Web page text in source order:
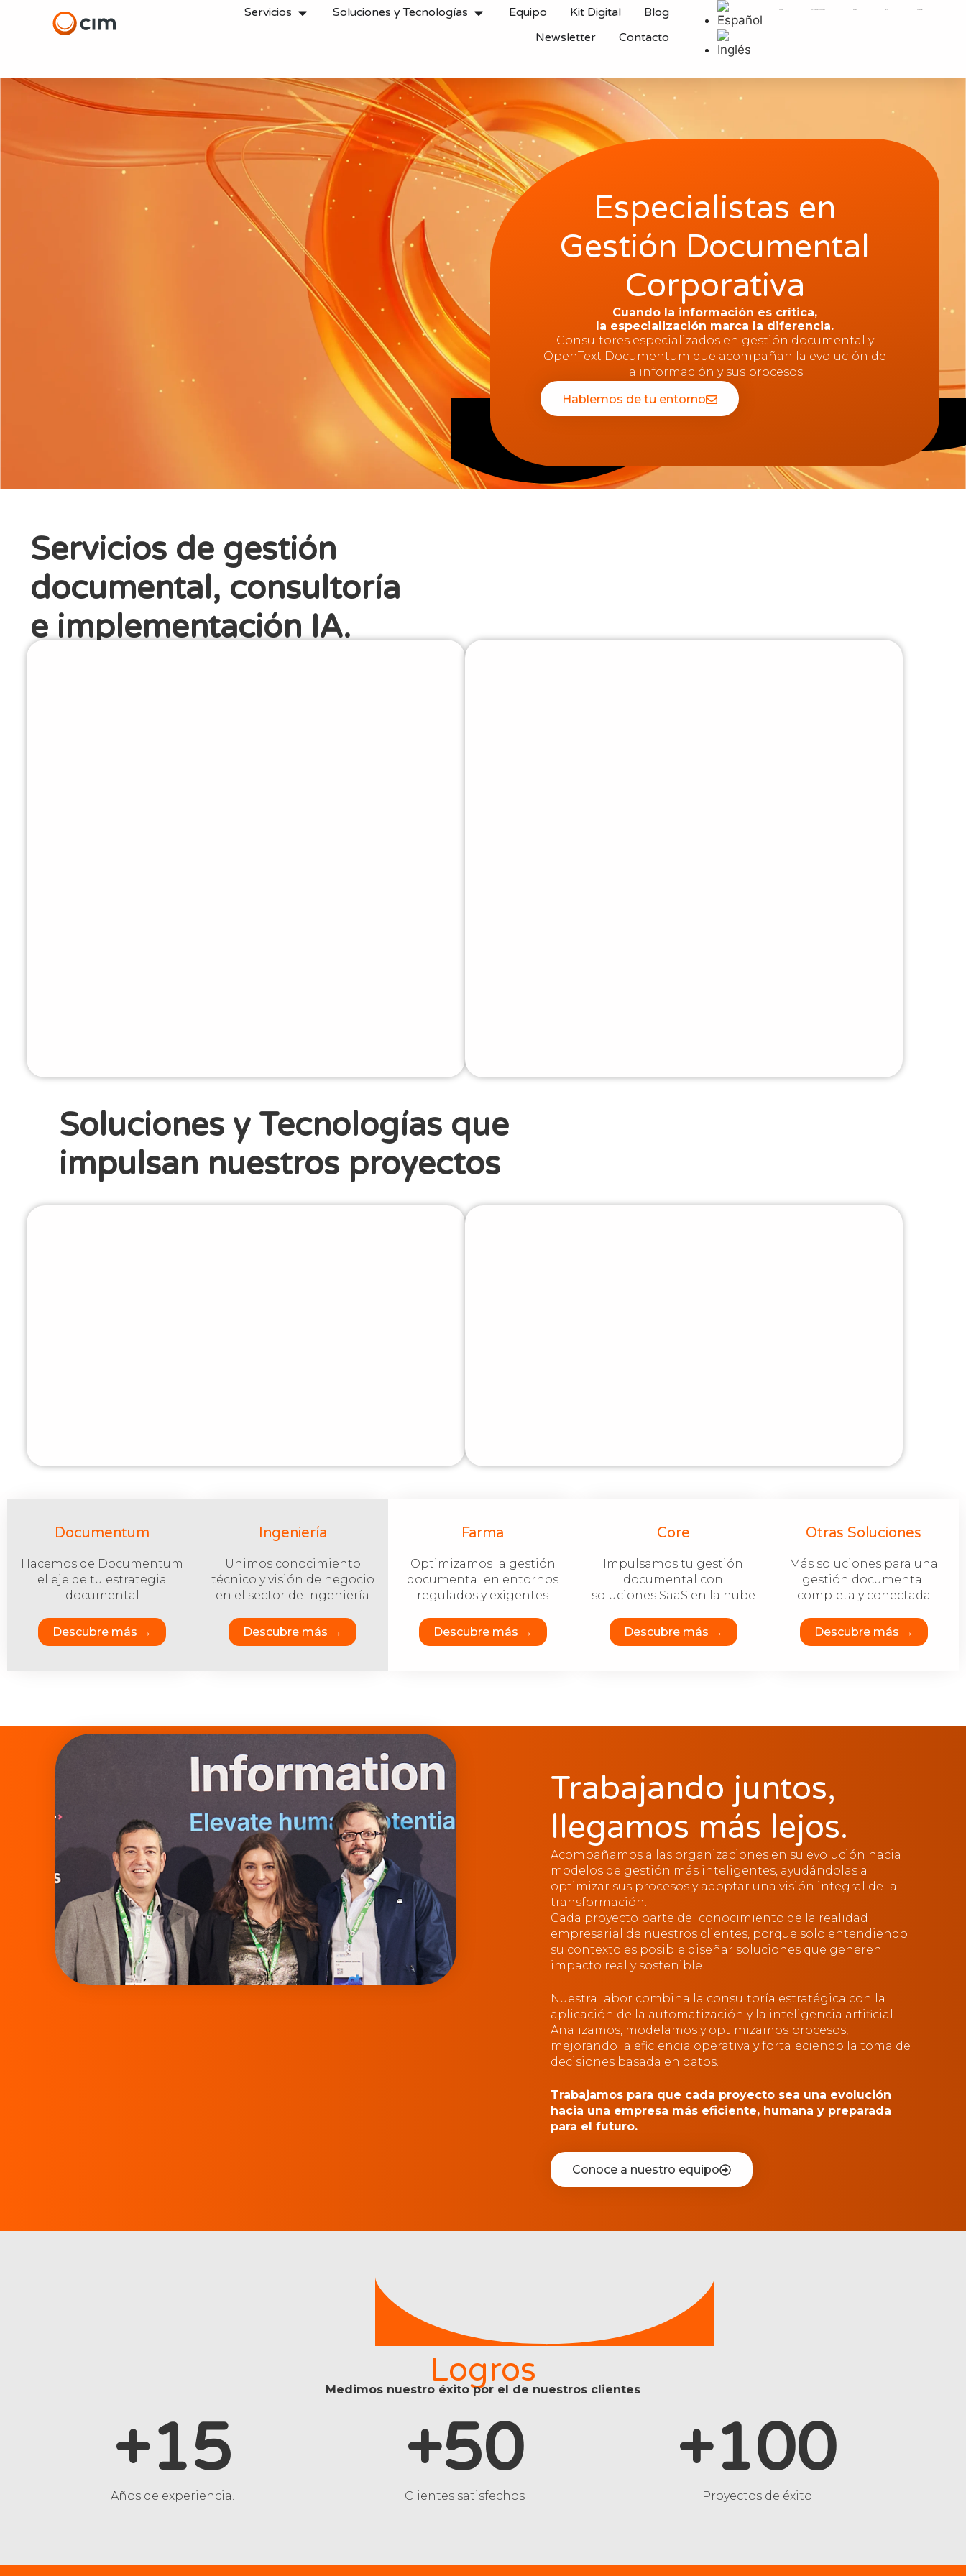
Servicios Soluciones y Tecnologías Equipo Kit Digital
Blog
Newsletter
Contacto
Especialistas en
Gestión Documental
Corporativa
Cuando la información es crítica,
la especialización marca la diferencia.
Consultores especializados en gestión documental y
OpenText Documentum que acompañan la evolución de
la información y sus procesos.
Hablemos de tu entorno
Servicios de gestión
documental, consultoría
e implementación IA.
Soluciones y Tecnologías que
impulsan nuestros proyectos
Documentum
Hacemos de Documentum
el eje de tu estrategia
documental
Descubre más →
Ingeniería
Unimos conocimiento
técnico y visión de negocio
en el sector de lngeniería
Descubre más →
Farma
Optimizamos la gestión
documental en entornos
regulados y exigentes
Descubre más →
Core
Impulsamos tu gestión
documental con
soluciones SaaS en la nube
Descubre más →
Otras Soluciones
Más soluciones para una
gestión documental
completa y conectada
Descubre más →
Trabajando juntos,
llegamos más lejos.
Acompañamos a las organizaciones en su evolución hacia
modelos de gestión más inteligentes, ayudándolas a
optimizar sus procesos y adoptar una visión integral de la
transformación.
Cada proyecto parte del conocimiento de la realidad
empresarial de nuestros clientes, porque solo entendiendo
su contexto es posible diseñar soluciones que generen
impacto real y sostenible.
Nuestra labor combina la consultoría estratégica con la
aplicación de la automatización y la inteligencia artificial.
Analizamos, modelamos y optimizamos procesos,
mejorando la eficiencia operativa y fortaleciendo la toma de
decisiones basada en datos.
Trabajamos para que cada proyecto sea una evolución
hacia una empresa más eficiente, humana y preparada
para el futuro.
Conoce a nuestro equipo
Logros
Medimos nuestro éxito por el de nuestros clientes
+15
Años de experiencia.
+50
Clientes satisfechos
+100
Proyectos de éxito